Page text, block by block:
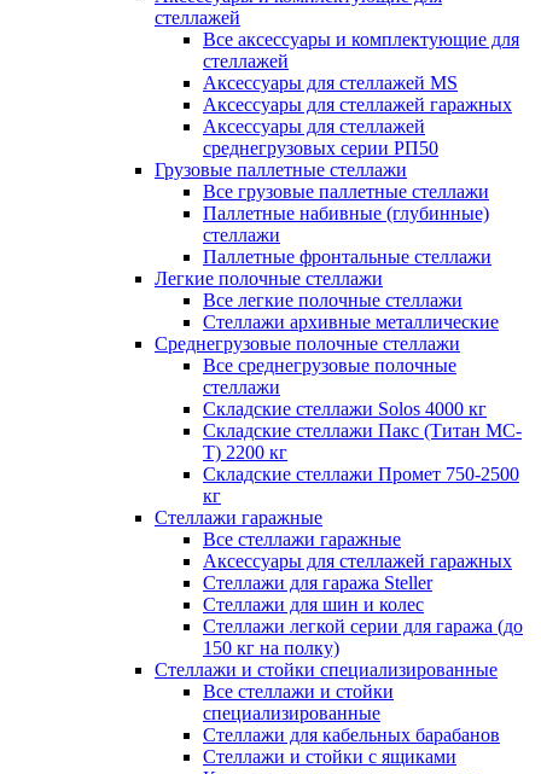
стеллажей
Все аксессуары и комплектующие для
стеллажей
Аксессуары для стеллажей MS
Аксессуары для стеллажей гаражных
Аксессуары для стеллажей
среднегрузовых серии РП50
Грузовые паллетные стеллажи
Все грузовые паллетные стеллажи
Паллетные набивные (глубинные)
стеллажи
Паллетные фронтальные стеллажи
Легкие полочные стеллажи
Все легкие полочные стеллажи
Стеллажи архивные металлические
Среднегрузовые полочные стеллажи
Все среднегрузовые полочные
стеллажи
Складские стеллажи Solos 4000 кг
Складские стеллажи Пакс (Титан МС-
Т) 2200 кг
Складские стеллажи Промет 750-2500
кг
Стеллажи гаражные
Все стеллажи гаражные
Аксессуары для стеллажей гаражных
Стеллажи для гаража Steller
Стеллажи для шин и колес
Стеллажи легкой серии для гаража (до
150 кг на полку)
Стеллажи и стойки специализированные
Все стеллажи и стойки
специализированные
Стеллажи для кабельных барабанов
Стеллажи и стойки с ящиками